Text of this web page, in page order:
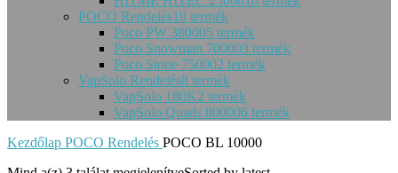
POCO Rendelés19 termék
Poco PW 380005 termék
Poco Snowman 700003 termék
Poco Stone 750002 termék
VapSolo Rendelés8 termék
VapSolo 180K2 termék
VapSolo Quads 800006 termék
Kezdőlap POCO Rendelés POCO BL 10000